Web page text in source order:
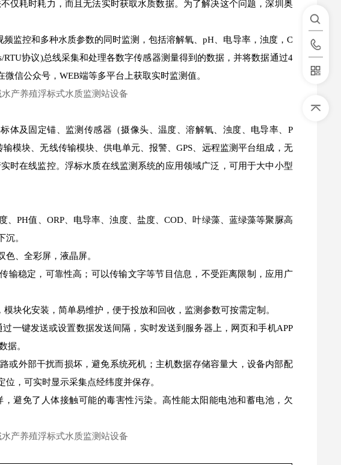
仅耗时耗力，而且无法实时获取水质数据。为了解决这个问题，深圳奥
频监控和多种水质参数的同时监测，包括溶解氧、pH、电导率，浊度，C
RTU协议)总线采集和处理各数字传感器测量得到的数据，并将数据通过4
信公众号，WEB端等多平台上获取实时监测值。
体及固定锚、监测传感器（摄像头、温度、溶解氧、浊度、电导率、P
模块、无线传输模块、供电单元、报警、GPS、远程监测平台组成，无
时在线监控。浮标水质在线监测系统的应用领域广泛，可用于大中小型
PH值、ORP、电导率、浊度、盐度、COD、叶绿藻、蓝绿藻等聚脲高
。
、全彩屏，液晶屏。
输稳定，可靠性高；可以传输文字等节目信息，不受距离限制，应用广
块化安装，简单易维护，便于投放和回收，监测参数可按需定制。
一键发送或设置数据发送间隔，实时发送到服务器上，网页和手机APP
据。
或外部干扰而损坏，避免系统死机；主机数据存储容量大，设备内部配
，可实时显示采集点经纬度并保存。
避免了人体接触可能的毒害性污染。高性能太阳能电池和蓄电池，欠